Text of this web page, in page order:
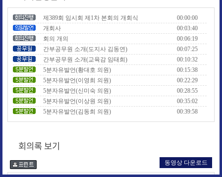
제389회 임시회 제1차 본회의 개회식
00:00:00
개회사
00:03:40
회의 개의
00:06:19
간부공무원 소개(도지사 김동연)
00:07:25
간부공무원 소개(교육감 임태희)
00:10:32
5분자유발언(황대호 의원)
00:15:38
5분자유발언(이영희 의원)
00:22:29
5분자유발언(신미숙 의원)
00:28:55
5분자유발언(이상원 의원)
00:35:02
5분자유발언(김동희 의원)
00:39:58
5분자유발언(유종상 의원)
00:46:05
1. 제389회 경기도의회 임시회 회기 결정의 건
3. 휴회 결의의 건 01:03:28
회의록 보기
동영상 다운로드